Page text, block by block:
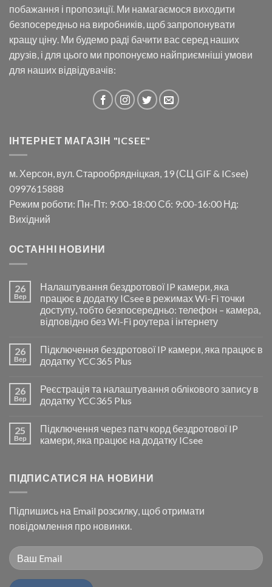
побажання і пропозиції. Ми намагаємося виходити
безпосередньо на виробників, щоб запропонувати
кращу ціну. Ми будемо раді бачити вас серед наших
друзів, і для цього ми пропонуємо найприємніші умови
для наших відвідувачів:
ІНТЕРНЕТ МАГАЗІН "ICSEE"
м. Херсон, вул. Старообрядніцкая, 19 (СЦ GIF & ICsee)
0997615888
Режим роботи: Пн-Пт: 9:00-18:00 Сб: 9:00-16:00 Нд:
Вихідний
ОСТАННІ НОВИНИ
26
Вер
Налаштування бездротової IP камери, яка
працює в додатку ICsee в режимах Wi-Fi точки
доступу, тобто безпосередньо: телефон – камера,
відповідно без Wi-Fi роутера і інтернету
26
Вер
Підключення бездротової IP камери, яка працює в
додатку YCC365 Plus
26
Вер
Реєстрація та налаштування облікового запису в
додатку YCC365 Plus
25
Вер
Підключення через патч корд бездротової IP
камери, яка працює на додатку ICsee
ПІДПИСАТИСЯ НА НОВИНИ
Підпишись на Email розсилку, щоб отримати
повідомлення про новинки.